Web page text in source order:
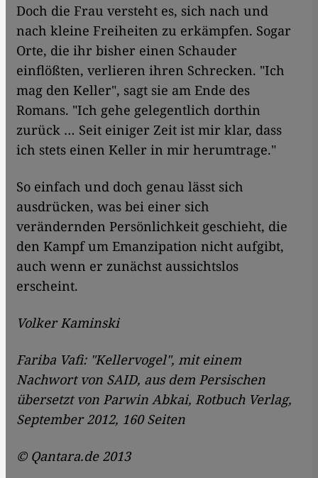
Doch die Frau versteht es, sich nach und
nach kleine Freiheiten zu erkämpfen. Sogar
Orte, die ihr bisher einen Schauder
einflößten, verlieren ihren Schrecken. "Ich
mag den Keller", sagt sie am Ende des
Romans. "Ich gehe gelegentlich dorthin
zurück … Seit einiger Zeit ist mir klar, dass
ich stets einen Keller in mir herumtrage."
So einfach und doch genau lässt sich
ausdrücken, was bei einer sich
verändernden Persönlichkeit geschieht, die
den Kampf um Emanzipation nicht aufgibt,
auch wenn er zunächst aussichtslos
erscheint.
Volker Kaminski
Fariba Vafi: "Kellervogel", mit einem
Nachwort von SAID, aus dem Persischen
übersetzt von Parwin Abkai, Rotbuch Verlag,
September 2012, 160 Seiten
© Qantara.de 2013